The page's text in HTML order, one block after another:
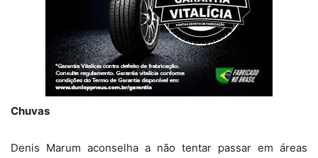
Chuvas
Denis Marum aconselha a não tentar passar em áreas